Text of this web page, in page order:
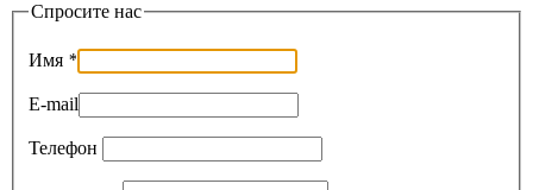
Спросите нас
Имя *
E-mail
Телефон